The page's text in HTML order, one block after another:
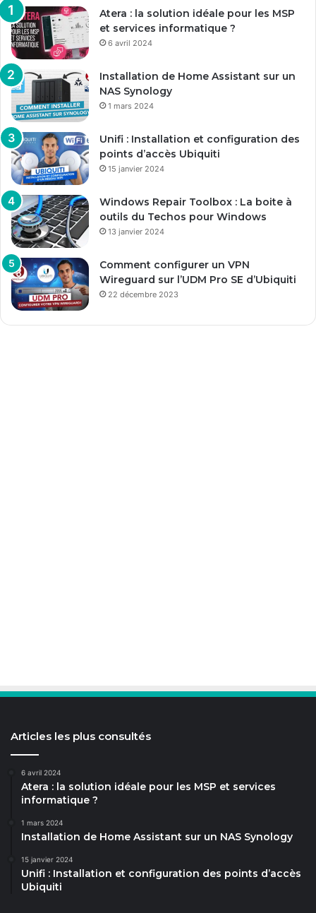
Atera : la solution idéale pour les MSP
et services informatique ?
6 avril 2024
Installation de Home Assistant sur un
NAS Synology
1 mars 2024
Unifi : Installation et configuration des
points d’accès Ubiquiti
15 janvier 2024
Windows Repair Toolbox : La boite à
outils du Techos pour Windows
13 janvier 2024
Comment configurer un VPN
Wireguard sur l’UDM Pro SE d’Ubiquiti
22 décembre 2023
Articles les plus consultés
6 avril 2024
Atera : la solution idéale pour les MSP et services
informatique ?
1 mars 2024
Installation de Home Assistant sur un NAS Synology
15 janvier 2024
Unifi : Installation et configuration des points d’accès
Ubiquiti